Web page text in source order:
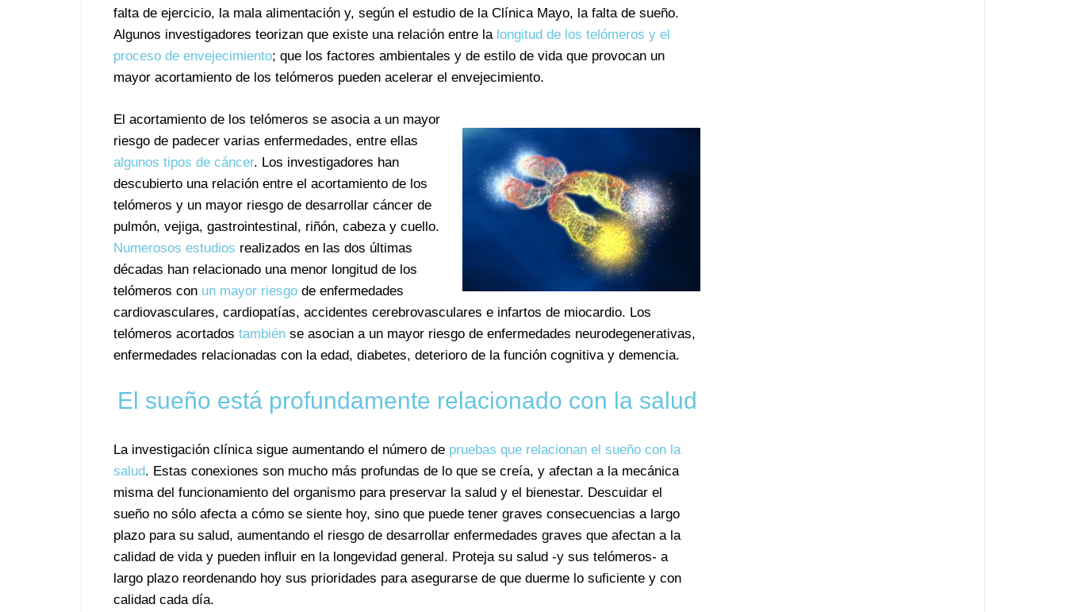
falta de ejercicio, la mala alimentación y, según el estudio de la Clínica Mayo, la falta de sueño.
Algunos investigadores teorizan que existe una relación entre la longitud de los telómeros y el
proceso de envejecimiento; que los factores ambientales y de estilo de vida que provocan un
mayor acortamiento de los telómeros pueden acelerar el envejecimiento.
El acortamiento de los telómeros se asocia a un mayor
riesgo de padecer varias enfermedades, entre ellas
algunos tipos de cáncer. Los investigadores han
descubierto una relación entre el acortamiento de los
telómeros y un mayor riesgo de desarrollar cáncer de
pulmón, vejiga, gastrointestinal, riñón, cabeza y cuello.
Numerosos estudios realizados en las dos últimas
décadas han relacionado una menor longitud de los
telómeros con un mayor riesgo de enfermedades
cardiovasculares, cardiopatías, accidentes cerebrovasculares e infartos de miocardio. Los
telómeros acortados también se asocian a un mayor riesgo de enfermedades neurodegenerativas,
enfermedades relacionadas con la edad, diabetes, deterioro de la función cognitiva y demencia.
El sueño está profundamente relacionado con la salud
La investigación clínica sigue aumentando el número de pruebas que relacionan el sueño con la
salud. Estas conexiones son mucho más profundas de lo que se creía, y afectan a la mecánica
misma del funcionamiento del organismo para preservar la salud y el bienestar. Descuidar el
sueño no sólo afecta a cómo se siente hoy, sino que puede tener graves consecuencias a largo
plazo para su salud, aumentando el riesgo de desarrollar enfermedades graves que afectan a la
calidad de vida y pueden influir en la longevidad general. Proteja su salud -y sus telómeros- a
largo plazo reordenando hoy sus prioridades para asegurarse de que duerme lo suficiente y con
calidad cada día.